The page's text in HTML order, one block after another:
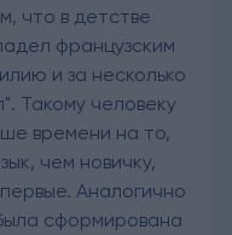
что в детстве
французским
и за несколько
Такому человеку
времени на то,
чем новичку,
Аналогично
сформирована